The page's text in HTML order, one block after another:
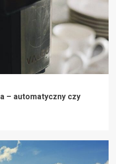
– automatyczny czy